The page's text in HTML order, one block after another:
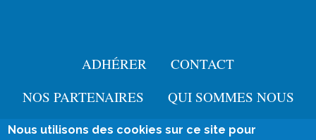
Pied
de
ADHÉRER
CONTACT
NOS PARTENAIRES
QUI SOMMES NOUS
Nous utilisons des cookies sur ce site pour